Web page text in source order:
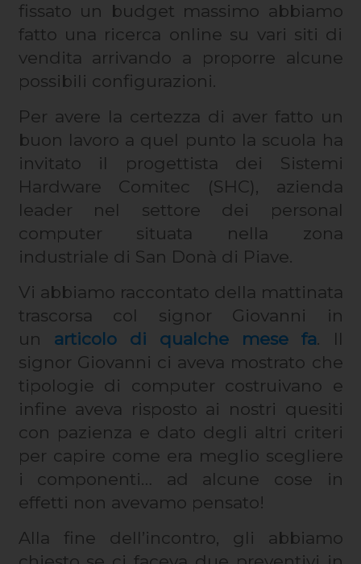
fissato un budget massimo abbiamo
fatto una ricerca online su vari siti di
vendita arrivando a proporre alcune
possibili configurazioni.
Per avere la certezza di aver fatto un
buon lavoro a quel punto la scuola ha
invitato il progettista dei Sistemi
Hardware Comitec (SHC), azienda
leader nel settore dei personal
computer situata nella zona
industriale di San Donà di Piave.
Vi abbiamo raccontato della mattinata
trascorsa col signor Giovanni in
un articolo di qualche mese fa. Il
signor Giovanni ci aveva mostrato che
tipologie di computer costruivano e
infine aveva risposto ai nostri quesiti
con pazienza e dato degli altri criteri
per capire come era meglio scegliere
i componenti… ad alcune cose in
effetti non avevamo pensato!
Alla fine dell’incontro, gli abbiamo